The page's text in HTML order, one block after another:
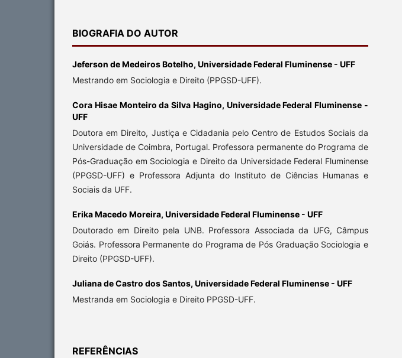
BIOGRAFIA DO AUTOR
Jeferson de Medeiros Botelho, Universidade Federal Fluminense - UFF
Mestrando em Sociologia e Direito (PPGSD-UFF).
Cora Hisae Monteiro da Silva Hagino, Universidade Federal Fluminense -
UFF
Doutora em Direito, Justiça e Cidadania pelo Centro de Estudos Sociais da
Universidade de Coimbra, Portugal. Professora permanente do Programa de
Pós-Graduação em Sociologia e Direito da Universidade Federal Fluminense
(PPGSD-UFF) e Professora Adjunta do Instituto de Ciências Humanas e
Sociais da UFF.
Erika Macedo Moreira, Universidade Federal Fluminense - UFF
Doutorado em Direito pela UNB. Professora Associada da UFG, Câmpus
Goiás. Professora Permanente do Programa de Pós Graduação Sociologia e
Direito (PPGSD-UFF).
Juliana de Castro dos Santos, Universidade Federal Fluminense - UFF
Mestranda em Sociologia e Direito PPGSD-UFF.
REFERÊNCIAS